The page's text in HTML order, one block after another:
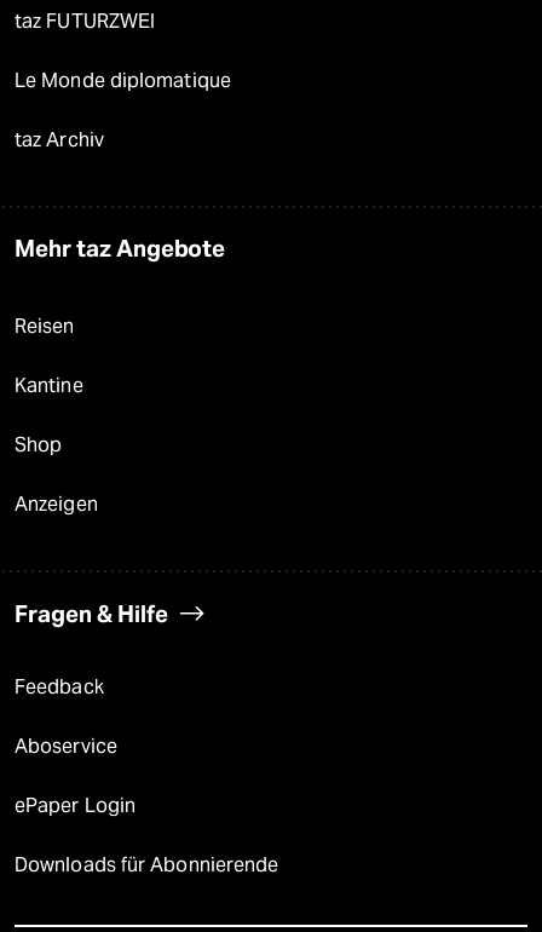
taz FUTURZWEI
Le Monde diplomatique
taz Archiv
Mehr taz Angebote
Reisen
Kantine
Shop
Anzeigen
Fragen & Hilfe
Feedback
Aboservice
ePaper Login
Downloads für Abonnierende